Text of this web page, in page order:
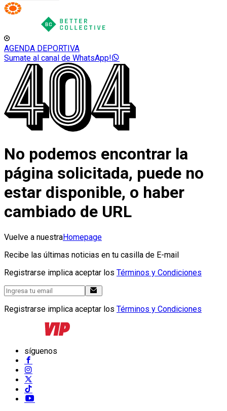
AGENDA DEPORTIVA
Sumate al canal de WhatsApp!
No podemos encontrar la
página solicitada, puede no
estar disponible, o haber
cambiado de URL
Vuelve a nuestraHomepage
Recibe las últimas noticias en tu casilla de E-mail
Registrarse implica aceptar los Términos y Condiciones
Registrarse implica aceptar los Términos y Condiciones
síguenos